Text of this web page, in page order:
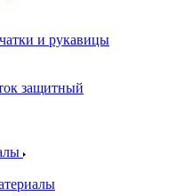
и рукавицы
защитный